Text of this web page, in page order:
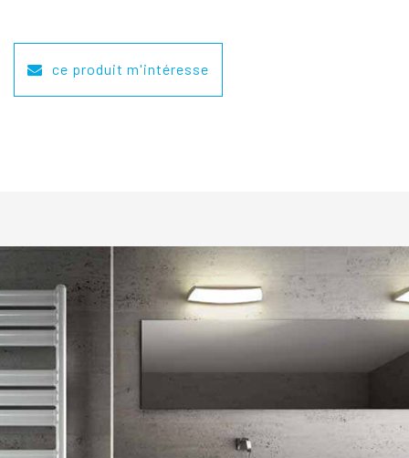
ce produit m'intéresse